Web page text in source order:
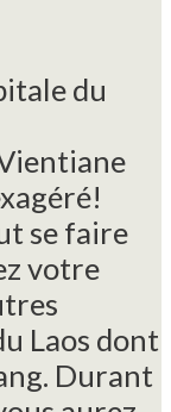
du
se faire
votre
Laos dont
Durant